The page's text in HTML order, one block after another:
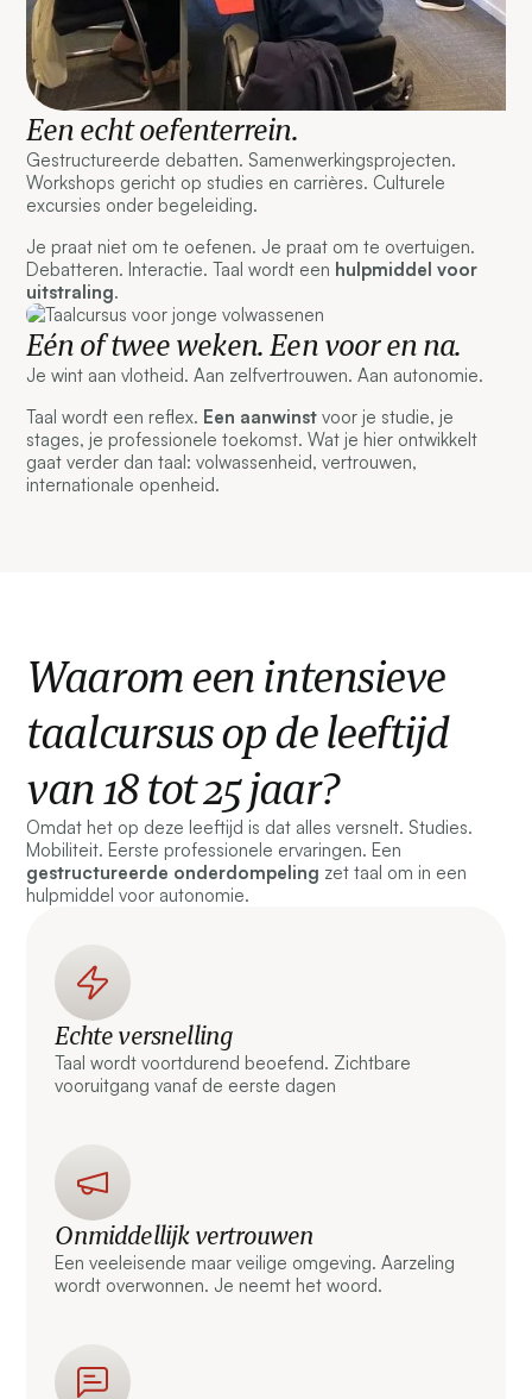
Een echt oefenterrein.
Gestructureerde debatten. Samenwerkingsprojecten.
Workshops gericht op studies en carrières. Culturele
excursies onder begeleiding.
Je praat niet om te oefenen. Je praat om te overtuigen.
Debatteren. Interactie. Taal wordt een hulpmiddel voor
uitstraling.
Eén of twee weken. Een voor en na.
Je wint aan vlotheid. Aan zelfvertrouwen. Aan autonomie.
Taal wordt een reflex. Een aanwinst voor je studie, je
stages, je professionele toekomst. Wat je hier ontwikkelt
gaat verder dan taal: volwassenheid, vertrouwen,
internationale openheid.
Waarom een intensieve
taalcursus op de leeftijd
van 18 tot 25 jaar?
Omdat het op deze leeftijd is dat alles versnelt. Studies.
Mobiliteit. Eerste professionele ervaringen. Een
gestructureerde onderdompeling zet taal om in een
hulpmiddel voor autonomie.
Echte versnelling
Taal wordt voortdurend beoefend. Zichtbare
vooruitgang vanaf de eerste dagen
Onmiddellijk vertrouwen
Een veeleisende maar veilige omgeving. Aarzeling
wordt overwonnen. Je neemt het woord.